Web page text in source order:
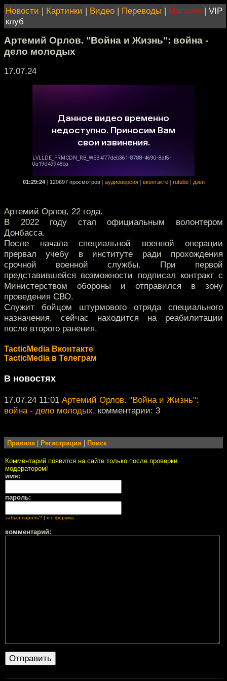
Новости | Картинки | Видео | Переводы | Магазин | VIP
клуб
Артемий Орлов. "Война и Жизнь": война -
дело молодых
17.07.24
01:29:24 120697 просмотров аудиоверсия вконтакте rutube дзен
Артемий Орлов, 22 года.
В 2022 году стал официальным волонтером
Донбасса.
После начала специальной военной операции
прервал учебу в институте ради прохождения
срочной военной службы. При первой
представившейся возможности подписал контракт с
Министерством обороны и отправился в зону
проведения СВО.
Служит бойцом штурмового отряда специального
назначения, сейчас находится на реабилитации
после второго ранения.
TacticMedia Вконтакте
TacticMedia в Телеграм
В новостях
17.07.24 11:01 Артемий Орлов. "Война и Жизнь":
война - дело молодых, комментарии: 3
Правила| Регистрация Поиск
Комментарий появится на сайте только после проверки
модератором!
имя:
пароль:
забыл пароль? я с форума
комментарий: